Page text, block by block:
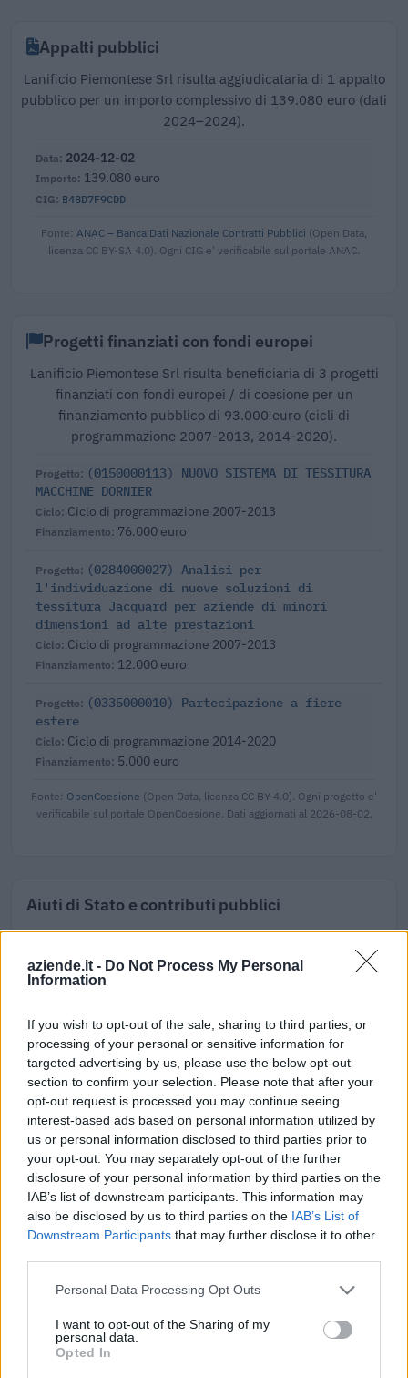
aziende.it - Do Not Process My Personal
Information
If you wish to opt-out of the sale, sharing to third parties, or
processing of your personal or sensitive information for
targeted advertising by us, please use the below opt-out
section to confirm your selection. Please note that after your
opt-out request is processed you may continue seeing
interest-based ads based on personal information utilized by
us or personal information disclosed to third parties prior to
your opt-out. You may separately opt-out of the further
disclosure of your personal information by third parties on the
IAB’s list of downstream participants. This information may
also be disclosed by us to third parties on the IAB’s List of
Downstream Participants that may further disclose it to other
Personal Data Processing Opt Outs
I want to opt-out of the Sharing of my
personal data.
Opted In
Appalti pubblici
Lanificio Piemontese Srl risulta aggiudicataria di 1 appalto
pubblico per un importo complessivo di 139.080 euro (dati
2024–2024).
B48D7F9CDD
2024-12-02
139.080 euro
Fonte: ANAC – Banca Dati Nazionale Contratti Pubblici (Open Data,
licenza CC BY-SA 4.0). Ogni CIG e' verificabile sul portale ANAC.
Progetti finanziati con fondi europei
Lanificio Piemontese Srl risulta beneficiaria di 3 progetti
finanziati con fondi europei / di coesione per un
finanziamento pubblico di 93.000 euro (cicli di
programmazione 2007-2013, 2014-2020).
(0150000113) NUOVO SISTEMA DI TESSITURA
MACCHINE DORNIER
Ciclo di programmazione 2007-2013
76.000 euro
(0284000027) Analisi per
l'individuazione di nuove soluzioni di
tessitura Jacquard per aziende di minori
dimensioni ad alte prestazioni
Ciclo di programmazione 2007-2013
12.000 euro
(0335000010) Partecipazione a fiere
estere
Ciclo di programmazione 2014-2020
5.000 euro
Fonte: OpenCoesione (Open Data, licenza CC BY 4.0). Ogni progetto e'
verificabile sul portale OpenCoesione. Dati aggiornati al 2026-08-02.
Aiuti di Stato e contributi pubblici
Lanificio Piemontese Srl risulta beneficiaria di 9 aiuti o
contributi pubblici per un totale di 128.597 euro (2020–
Esonero dal versamento dei contributi previdenziali
per l'assunzione di giovani lavoratori ( art. 1 comma 10-15
L. 178/
inps
2.246 euro
2025-05-06
Academy di filiera sistemi di mobilità – green jobs e
tessile, abbigliamento, moda, ai sensi della direttiva
regionale
REGIONE PIEMONTE - DIREZIONE ISTRUZIONE E
DIRITTO ALLO STUDIO UNIVERSITARIO , FO
259 euro
Academy di filiera sistemi di mobilità – green jobs e
tessile, abbigliamento, moda, ai sensi della direttiva
regionale